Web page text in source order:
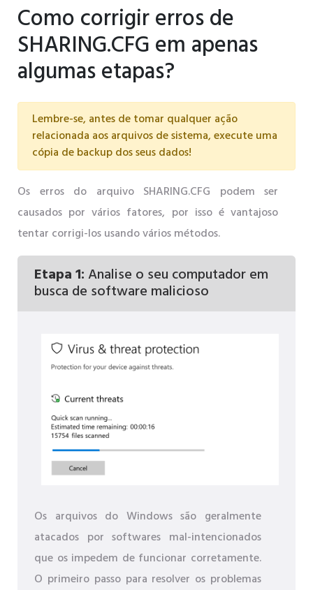
Como corrigir erros de
SHARING.CFG em apenas
algumas etapas?
Lembre-se, antes de tomar qualquer ação
relacionada aos arquivos de sistema, execute uma
cópia de backup dos seus dados!
Os erros do arquivo SHARING.CFG podem ser
causados ​​por vários fatores, por isso é vantajoso
tentar corrigi-los usando vários métodos.
Etapa 1:Analise o seu computador em
busca de software malicioso
Os arquivos do Windows são geralmente
atacados por softwares mal-intencionados
que os impedem de funcionar corretamente.
O primeiro passo para resolver os problemas